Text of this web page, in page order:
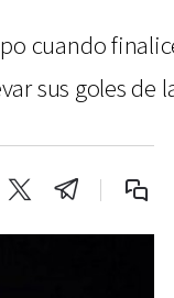
cuando
sus goles de